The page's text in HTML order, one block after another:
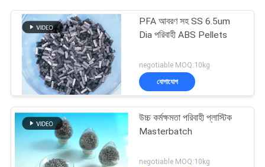
PFA আবরণ সহ SS 6.5um
Dia পরিবাহী ABS Pellets
negotiable MOQ:10kg
যোগাযোগ
উচ্চ কর্মক্ষমতা পরিবাহী প্লাস্টিক
Masterbatch
negotiable MOQ:10kg